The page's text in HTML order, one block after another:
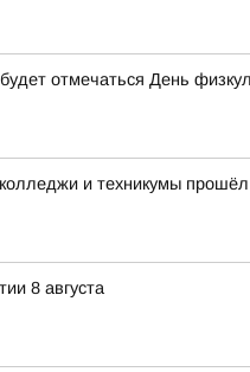
отмечаться День
и техникумы прошёл
8 августа